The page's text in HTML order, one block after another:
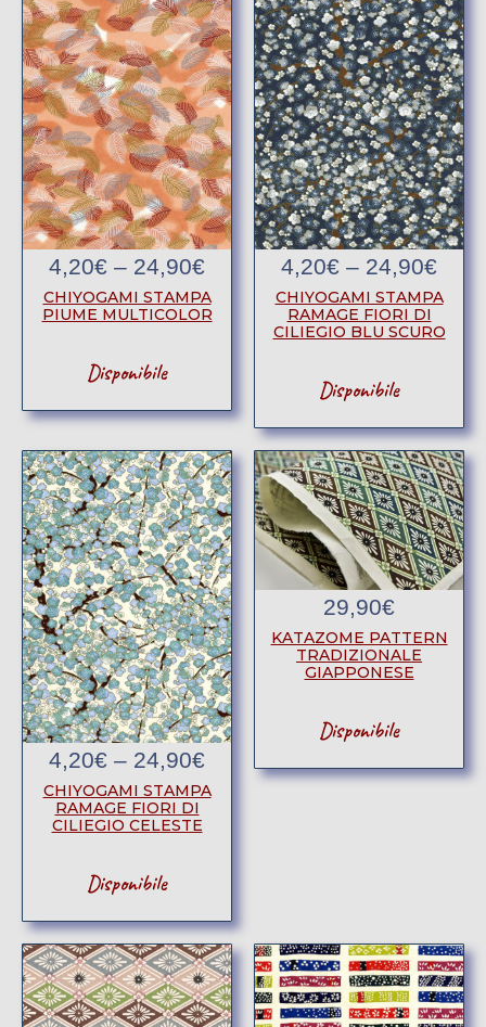
4,20€ – 24,90€
CHIYOGAMI STAMPA
PIUME MULTICOLOR
Disponibile
4,20€ – 24,90€
CHIYOGAMI STAMPA
RAMAGE FIORI DI
CILIEGIO BLU SCURO
Disponibile
4,20€ – 24,90€
CHIYOGAMI STAMPA
RAMAGE FIORI DI
CILIEGIO CELESTE
Disponibile
29,90€
KATAZOME PATTERN
TRADIZIONALE
GIAPPONESE
Disponibile